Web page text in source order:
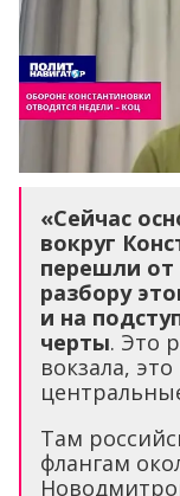
«Сейчас
вокруг
перешли от
разбору
и на
черты. Это
вокзала,
Там
флангам